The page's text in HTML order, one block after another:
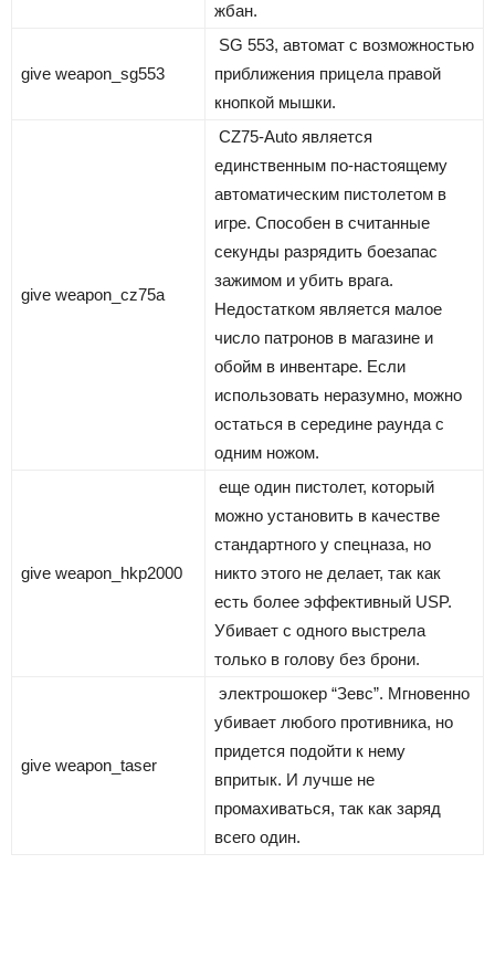
жбан.
give weapon_sg553
SG 553, автомат с возможностью
приближения прицела правой
кнопкой мышки.
give weapon_cz75a
CZ75-Auto является
единственным по-настоящему
автоматическим пистолетом в
игре. Способен в считанные
секунды разрядить боезапас
зажимом и убить врага.
Недостатком является малое
число патронов в магазине и
обойм в инвентаре. Если
использовать неразумно, можно
остаться в середине раунда с
одним ножом.
give weapon_hkp2000
еще один пистолет, который
можно установить в качестве
стандартного у спецназа, но
никто этого не делает, так как
есть более эффективный USP.
Убивает с одного выстрела
только в голову без брони.
give weapon_taser
электрошокер “Зевс”. Мгновенно
убивает любого противника, но
придется подойти к нему
впритык. И лучше не
промахиваться, так как заряд
всего один.